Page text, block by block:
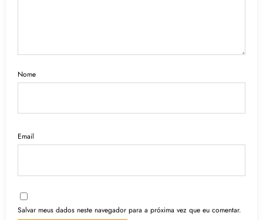
Nome
Email
Salvar meus dados neste navegador para a próxima vez que eu comentar.